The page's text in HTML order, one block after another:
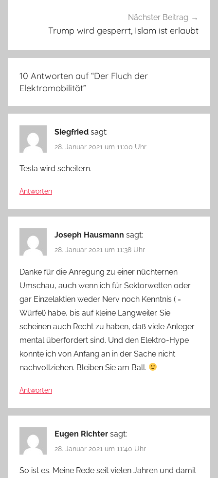
Nächster Beitrag
Trump wird gesperrt, Islam ist erlaubt
10 Antworten auf “Der Fluch der
Elektromobilität”
Siegfried sagt:
28. Januar 2021 um 11:00 Uhr
Tesla wird scheitern.
Antworten
Joseph Hausmann sagt:
28. Januar 2021 um 11:38 Uhr
Danke für die Anregung zu einer nüchternen
Umschau, auch wenn ich für Sektorwetten oder
gar Einzelaktien weder Nerv noch Kenntnis ( =
Würfel) habe, bis auf kleine Langweiler. Sie
scheinen auch Recht zu haben, daß viele Anleger
mental überfordert sind. Und den Elektro-Hype
konnte ich von Anfang an in der Sache nicht
nachvollziehen. Bleiben Sie am Ball.
Antworten
Eugen Richter sagt:
28. Januar 2021 um 11:40 Uhr
So ist es. Meine Rede seit vielen Jahren und damit